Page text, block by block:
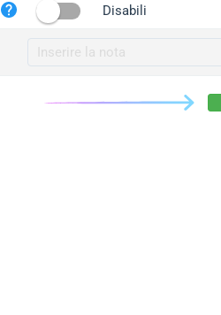
2no.co
yip.su
iplogger.info
Disabili